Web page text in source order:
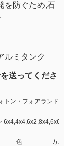
を防ぐため,石
ルミタンク
送ってくださ
トン・フォアランド
6x4,4x4,6x2,8x4,6x6オ
色 カスタ